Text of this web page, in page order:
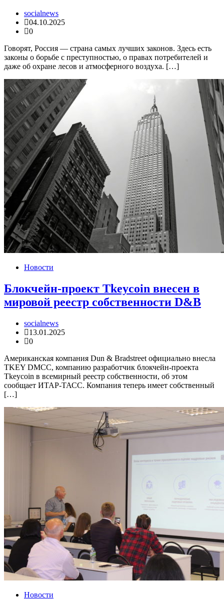
socialnews
04.10.2025
0
Говорят, Россия — страна самых лучших законов. Здесь есть
законы о борьбе с преступностью, о правах потребителей и
даже об охране лесов и атмосферного воздуха. […]
Новости
Блокчейн-проект Tkeycoin внесен в
мировой реестр собственности D&B
socialnews
13.01.2025
0
Американская компания Dun & Bradstreet официально внесла
TKEY DMCC, компанию разработчик блокчейн-проекта
Tkeycoin в всемирный реестр собственности, об этом
сообщает ИТАР-ТАСС. Компания теперь имеет собственный
[…]
Новости